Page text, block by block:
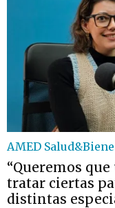
AMED
“Queremos
tratar ciertas
distintas